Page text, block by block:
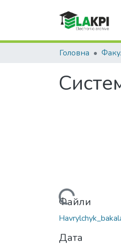
Головна
Вантажиться...Файли
Дата